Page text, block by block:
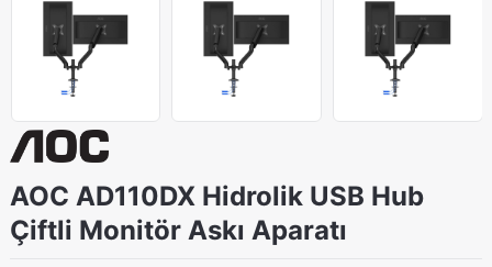
AOC AD110DX Hidrolik USB Hub
Çiftli Monitör Askı Aparatı